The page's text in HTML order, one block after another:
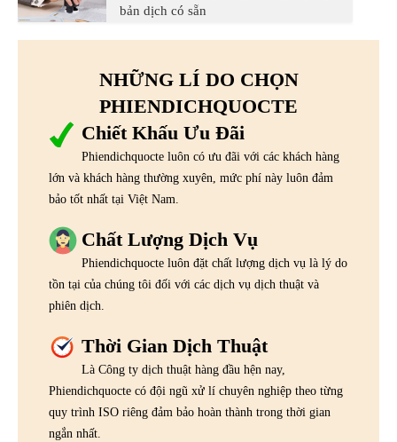
bản dịch có sẵn
NHỮNG LÍ DO CHỌN
PHIENDICHQUOCTE
Chiết Khấu Ưu Đãi
Phiendichquocte luôn có ưu đãi với các khách hàng
lớn và khách hàng thường xuyên, mức phí này luôn đảm
bảo tốt nhất tại Việt Nam.
Chất Lượng Dịch Vụ
Phiendichquocte luôn đặt chất lượng dịch vụ là lý do
tồn tại của chúng tôi đối với các dịch vụ dịch thuật và
phiên dịch.
Thời Gian Dịch Thuật
Là Công ty dịch thuật hàng đầu hện nay,
Phiendichquocte có đội ngũ xử lí chuyên nghiệp theo từng
quy trình ISO riêng đảm bảo hoàn thành trong thời gian
ngắn nhất.